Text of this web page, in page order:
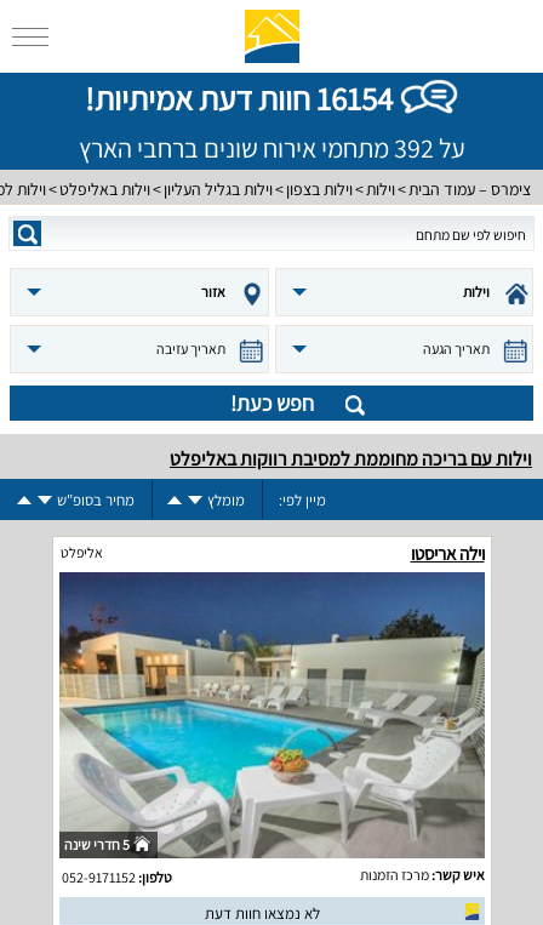
16154 חוות דעת אמיתיות!
על 392 מתחמי אירוח שונים ברחבי הארץ
צימרס – עמוד הבית וילות וילות בצפון וילות בגליל העליון וילות באליפלט וילות
וילות אזור
תאריך הגעה תאריך עזיבה
חפש כעת!
וילות עם בריכה מחוממת למסיבת רווקות באליפלט
מיין לפי: מומלץ מחיר בסופ"ש
וילה אריסטו אליפלט
5 חדרי שינה
איש קשר:מרכז הזמנות טלפון:
לא נמצאו חוות דעת